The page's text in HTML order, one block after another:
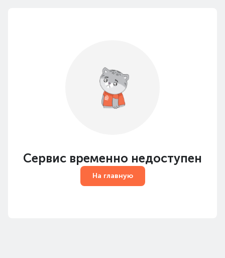
Сервис временно недоступен
На главную